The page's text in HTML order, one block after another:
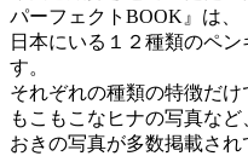
パーフェクトBOOK』は、
日本にいる１２種類のペ
す。
それぞれの種類の特徴だ
もこもこなヒナの写真な
おきの写真が多数掲載され